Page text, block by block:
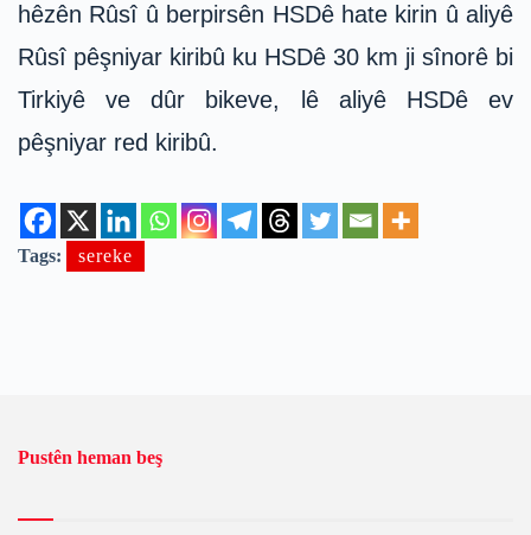
hêzên Rûsî û berpirsên HSDê hate kirin û aliyê
Rûsî pêşniyar kiribû ku HSDê 30 km ji sînorê bi
Tirkiyê ve dûr bikeve, lê aliyê HSDê ev
pêşniyar red kiribû.
Tags: sereke
Pustên heman beş